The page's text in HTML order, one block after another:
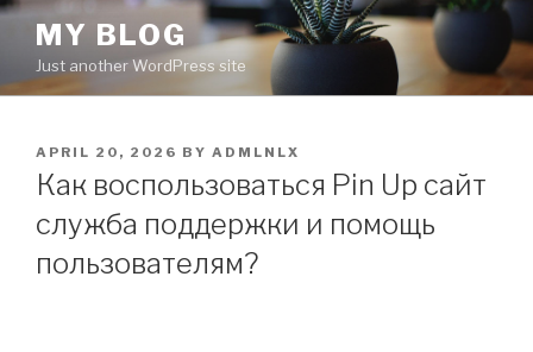
Skip
content
MY BLOG
Just another WordPress site
POSTED
ON
APRIL 20, 2026 BY ADMLNLX
Как воспользоваться Pin Up сайт
служба поддержки и помощь
пользователям?